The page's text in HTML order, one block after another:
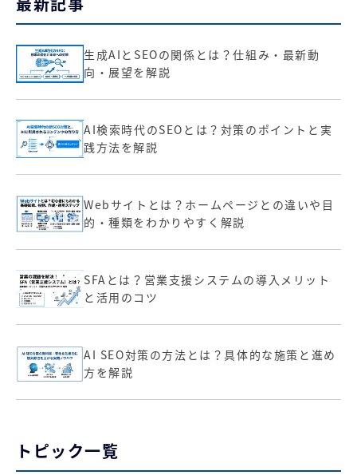
生成AIとSEOの関係とは？仕組み・最新動
向・展望を解説
AI検索時代のSEOとは？対策のポイントと実
践方法を解説
Webサイトとは？ホームページとの違いや目
的・種類をわかりやすく解説
SFAとは？営業支援システムの導入メリット
と活用のコツ
AI SEO対策の方法とは？具体的な施策と進め
方を解説
トピック一覧